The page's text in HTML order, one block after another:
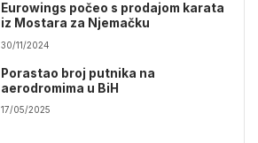
Eurowings počeo s prodajom karata
iz Mostara za Njemačku
30/11/2024
Porastao broj putnika na
aerodromima u BiH
17/05/2025